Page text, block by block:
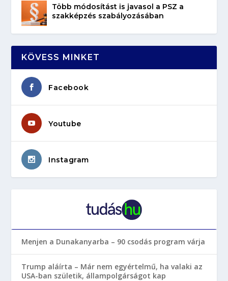
Több módosítást is javasol a PSZ a
szakképzés szabályozásában
KÖVESS MINKET
Facebook
Youtube
Instagram
Menjen a Dunakanyarba – 90 csodás program várja
Trump aláírta – Már nem egyértelmű, ha valaki az
USA-ban születik, állampolgárságot kap